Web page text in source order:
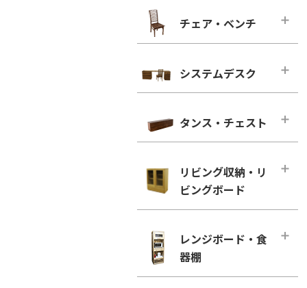
ブラックチェリー
ホワイトオーク
ホワイトオーク
ホワイトアッシュ
2人用
4人用
6人用
シンプルタイプ
ウォールナット
ホワイトオーク
凛／RIN
ブラックチェリー
ホワイトオーク
ホワイトアッシュ
チェア・ベンチ
ダイニングチェア
ブラックチェリー
ホワイトオーク
ホワイトアッシュ
リビングチェア
デスクチェア・オフィスチェア
ベンチ
ウォールナット
ブラックチェリー
システムデスク
■幅160cm
幅160cm－奥行き60cm
■幅180cm
幅180cm－奥行き46cm
幅180cm－奥行き60cm
■幅200cm
幅200cm－奥行き46cm
タンス・チェスト
ローチェスト
幅100cm未満
幅150cm～200cm未満
幅200cm以上
リビング収納・リ
ビングボード
インページ
キャビネット・サイドボード
ウォールナット
レンジボード・食
器棚